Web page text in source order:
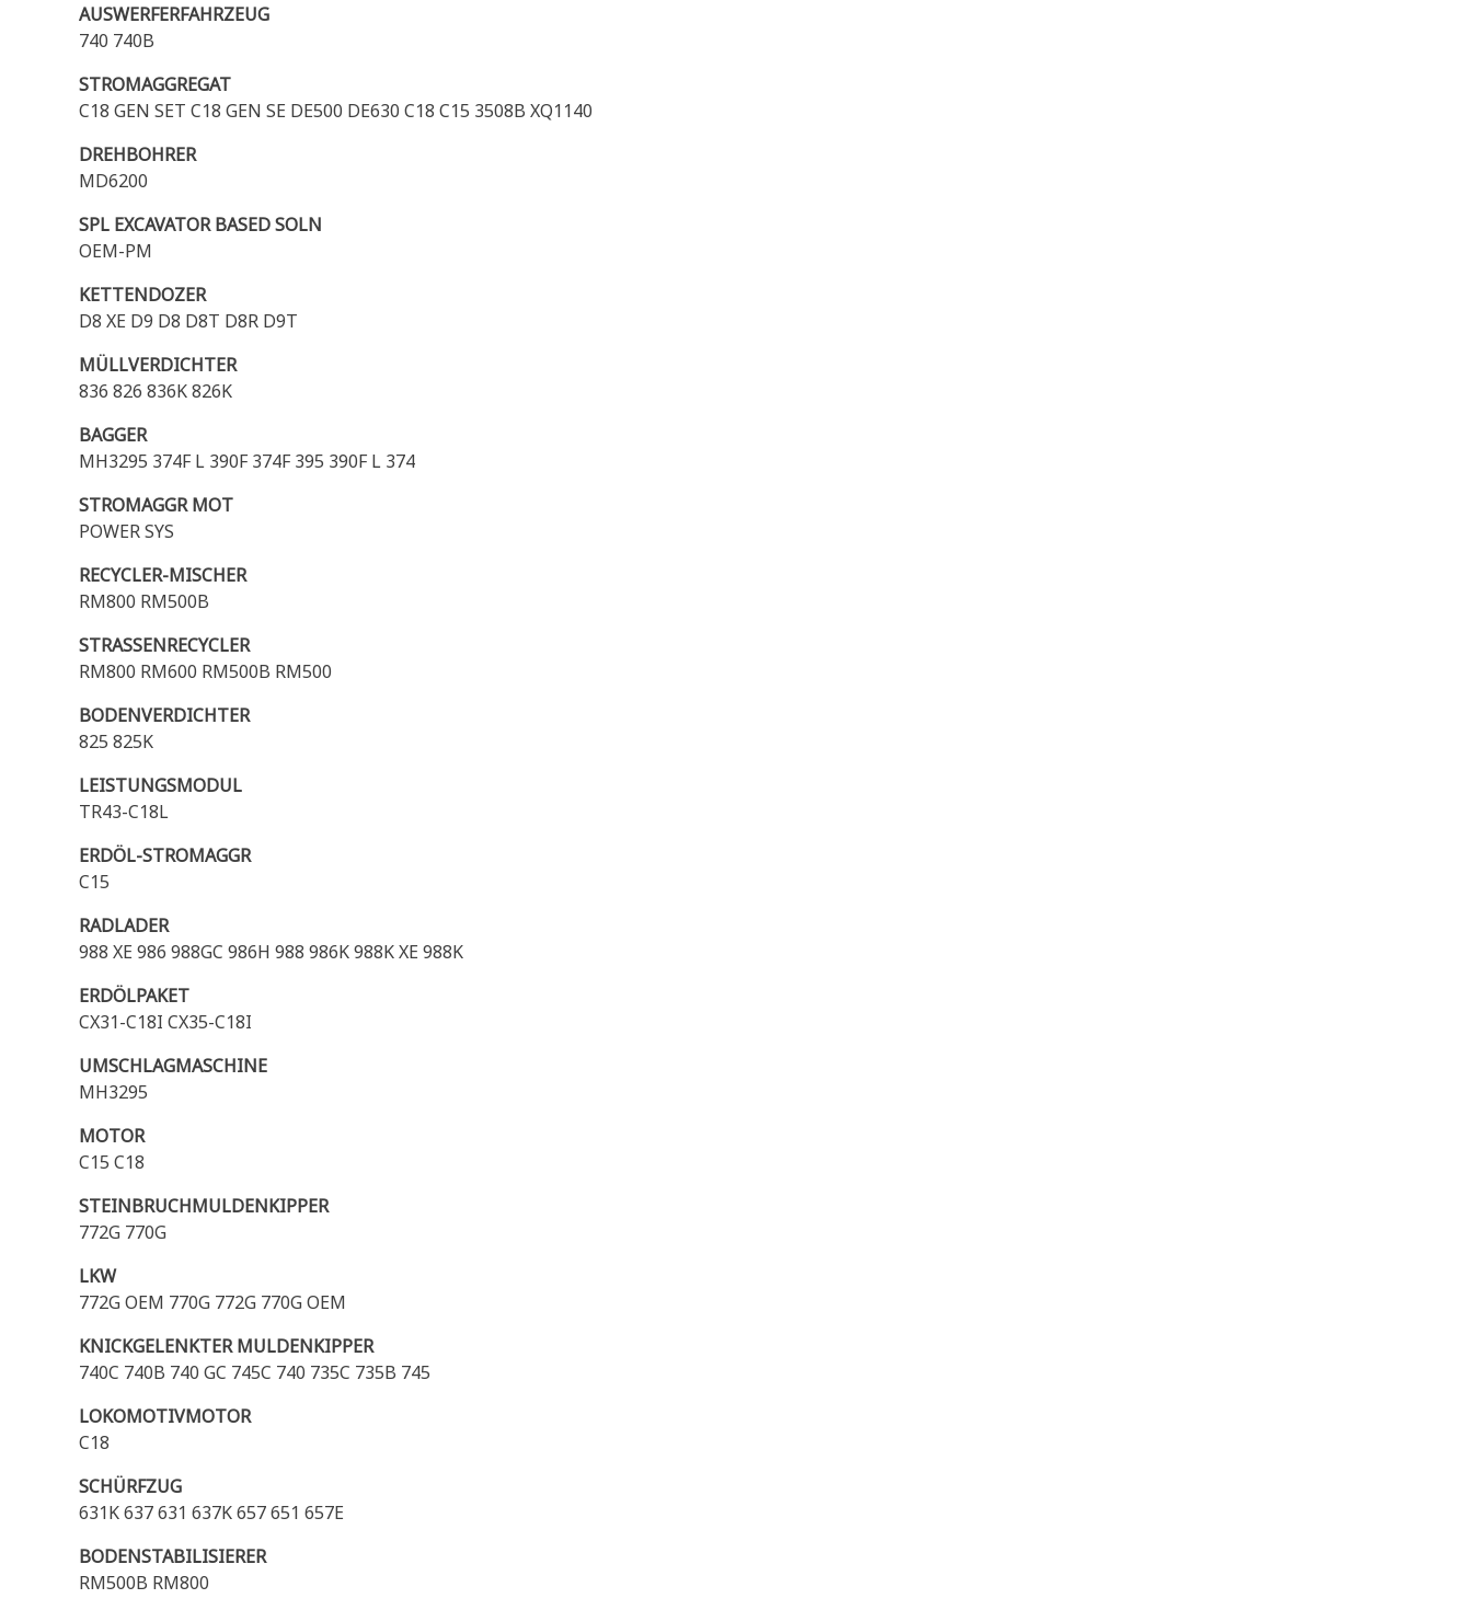
AUSWERFERFAHRZEUG
740 740B
STROMAGGREGAT
C18 GEN SET C18 GEN SE DE500 DE630 C18 C15 3508B XQ1140
DREHBOHRER
MD6200
SPL EXCAVATOR BASED SOLN
OEM-PM
KETTENDOZER
D8 XE D9 D8 D8T D8R D9T
MÜLLVERDICHTER
836 826 836K 826K
BAGGER
MH3295 374F L 390F 374F 395 390F L 374
STROMAGGR MOT
POWER SYS
RECYCLER-MISCHER
RM800 RM500B
STRASSENRECYCLER
RM800 RM600 RM500B RM500
BODENVERDICHTER
825 825K
LEISTUNGSMODUL
TR43-C18L
ERDÖL-STROMAGGR
C15
RADLADER
988 XE 986 988GC 986H 988 986K 988K XE 988K
ERDÖLPAKET
CX31-C18I CX35-C18I
UMSCHLAGMASCHINE
MH3295
MOTOR
C15 C18
STEINBRUCHMULDENKIPPER
772G 770G
LKW
772G OEM 770G 772G 770G OEM
KNICKGELENKTER MULDENKIPPER
740C 740B 740 GC 745C 740 735C 735B 745
LOKOMOTIVMOTOR
C18
SCHÜRFZUG
631K 637 631 637K 657 651 657E
BODENSTABILISIERER
RM500B RM800